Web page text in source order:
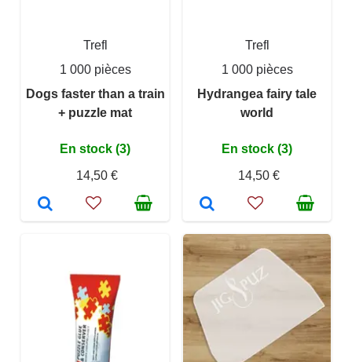
Trefl
1 000 pièces
Dogs faster than a train
+ puzzle mat
En stock (3)
14,50 €
Trefl
1 000 pièces
Hydrangea fairy tale
world
En stock (3)
14,50 €